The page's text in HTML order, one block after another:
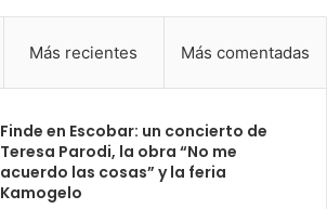
Más recientes Más comentadas
Finde en Escobar: un concierto de
Teresa Parodi, la obra “No me
acuerdo las cosas” y la feria
Kamogelo